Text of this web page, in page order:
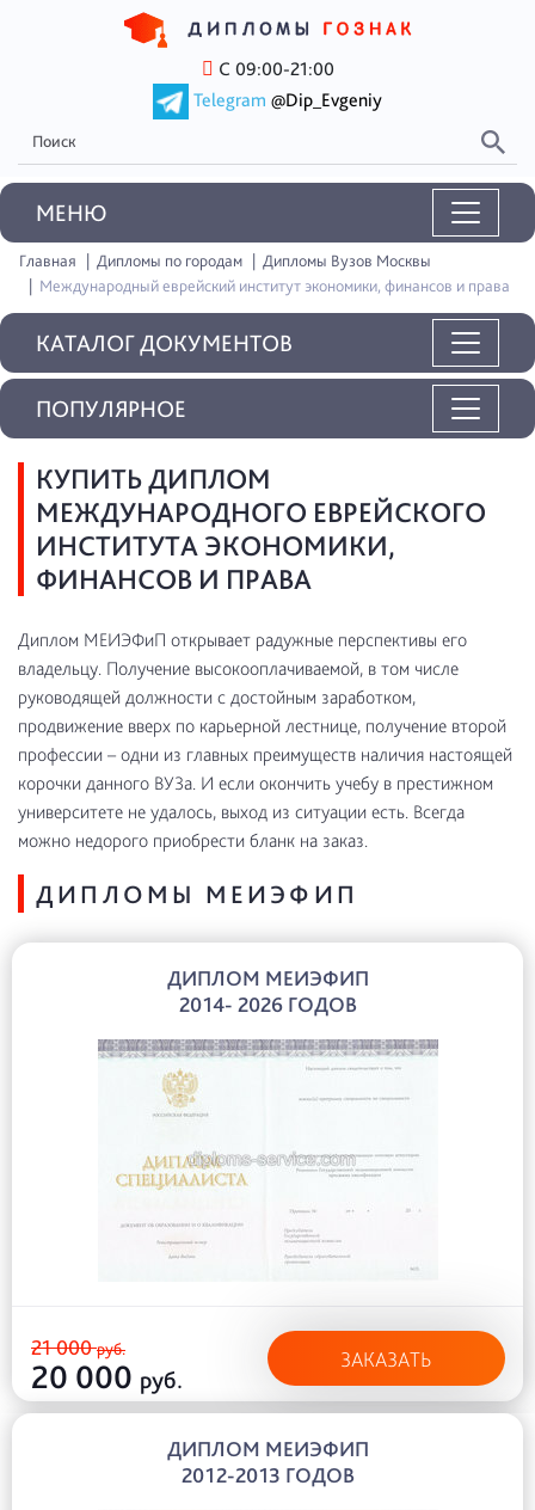
С 09:00-21:00
Telegram @Dip_Evgeniy
MEНЮ
Главная Дипломы по городам
Дипломы Вузов Москвы
Международный еврейский институт экономики, финансов и права
КАТАЛОГ ДОКУМЕНТОВ
КУПИТЬ ДИПЛОМ
МЕЖДУНАРОДНОГО ЕВРЕЙСКОГО
ИНСТИТУТА ЭКОНОМИКИ,
ФИНАНСОВ И ПРАВА
Диплом МЕИЭФиП открывает радужные перспективы его
владельцу. Получение высокооплачиваемой, в том числе
руководящей должности с достойным заработком,
продвижение вверх по карьерной лестнице, получение второй
профессии – одни из главных преимуществ наличия настоящей
корочки данного ВУЗа. И если окончить учебу в престижном
университете не удалось, выход из ситуации есть. Всегда
можно недорого приобрести бланк на заказ.
ДИПЛОМЫ МЕИЭФИП
ДИПЛОМ МЕИЭФИП
2014- 2026 ГОДОВ
21 000руб.
20 000 руб.
ЗАКАЗАТЬ
ДИПЛОМ МЕИЭФИП
2012-2013 ГОДОВ
ПОПУЛЯРНОЕ